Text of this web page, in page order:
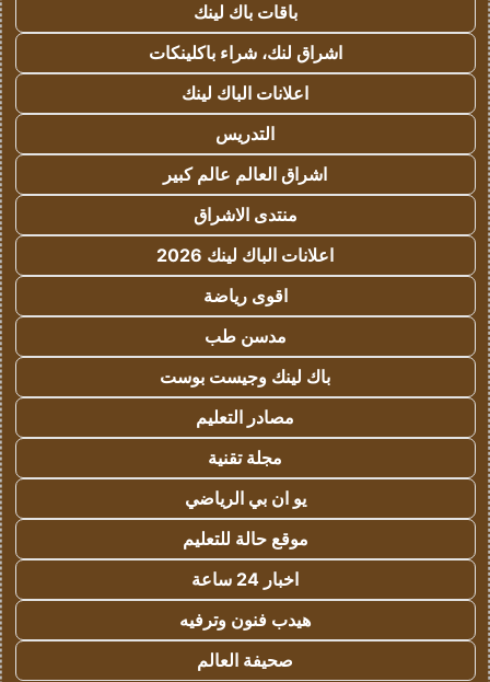
باقات باك لينك
اشراق لنك، شراء باكلينكات
اعلانات الباك لينك
التدريس
اشراق العالم عالم كبير
منتدى الاشراق
اعلانات الباك لينك 2026
اقوى رياضة
مدسن طب
باك لينك وجيست بوست
مصادر التعليم
مجلة تقنية
يو ان بي الرياضي
موقع حالة للتعليم
اخبار 24 ساعة
هيدب فنون وترفيه
صحيفة العالم